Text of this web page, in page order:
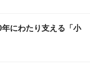
にわたり支える「小